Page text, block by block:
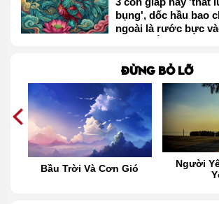
bụng', dốc hầu bao
ngoài là rước bực
Đừng bỏ lỡ
Bầu Trời Và Cơn Gió
Người